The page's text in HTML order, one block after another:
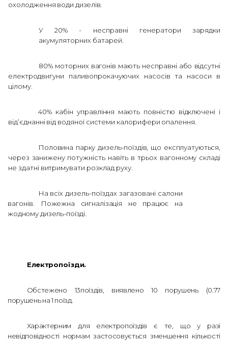
охолодження води дизелів.
У 20% - несправні генератори зарядки
акумуляторних батарей.
80% моторних вагонів мають несправні або відсутні
електродвигуни паливопрокачуючих насосів та насоси в
цілому.
40% кабін управління мають повністю відключені і
від’єднанні від водяної системи калорифери опалення.
Половина парку дизель-поїздів, що експлуатуються,
через занижену потужність навіть в трьох вагонному складі
не здатні витримувати розклад руху.
На всіх дизель-поїздах загазовані салони
вагонів.
Пожежна сигналізація не працює на
жодному дизель-поїзді.
Електропоїзди.
Обстежено 13поїздів, виявлено 10 порушень (0.77
порушень на 1 поїзд.
Характерним для електропоїздів є те, що у разі
невідповідності нормам застосовується зменшення кількості